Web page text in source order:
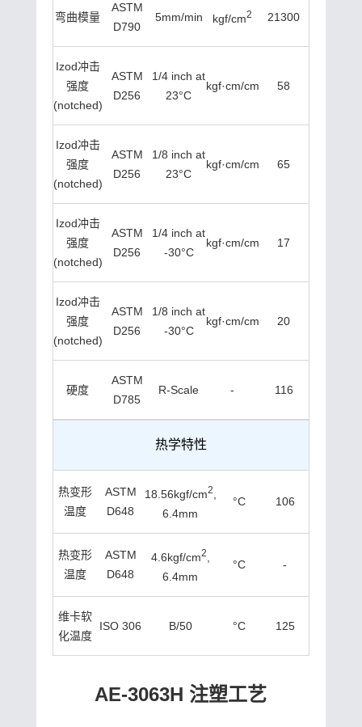
弯曲模量
ASTM
D790
5mm/min kgf/cm2 21300
Izod冲击
强度
(notched)
ASTM
D256
1/4 inch at
23°C
kgf·cm/cm 58
Izod冲击
强度
(notched)
ASTM
D256
1/8 inch at
23°C
kgf·cm/cm 65
Izod冲击
强度
(notched)
ASTM
D256
1/4 inch at
-30°C
kgf·cm/cm 17
Izod冲击
强度
(notched)
ASTM
D256
1/8 inch at
-30°C
kgf·cm/cm 20
硬度
ASTM
D785
R-Scale - 116
热学特性
热变形
温度
ASTM
D648
18.56kgf/cm2
6.4mm
°C 106
热变形
温度
ASTM
D648
4.6kgf/cm2
6.4mm
°C -
维卡软
化温度
ISO 306 B/50 °C 125
AE-3063H 注塑工艺